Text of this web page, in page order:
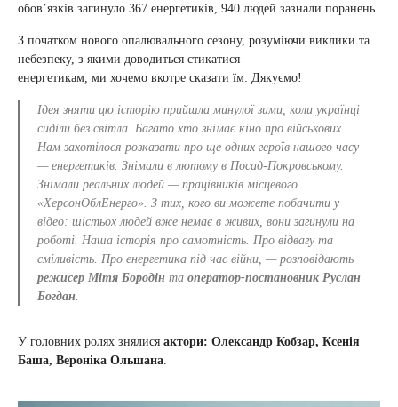
обов’язків загинуло 367 енергетиків, 940 людей зазнали поранень.
З початком нового опалювального сезону, розуміючи виклики та
небезпеку, з якими доводиться стикатися
енергетикам, ми хочемо вкотре сказати їм: Дякуємо!
Ідея зняти цю історію прийшла минулої зими, коли українці
сиділи без світла. Багато хто знімає кіно про військових.
Нам захотілося розказати про ще одних героїв нашого часу
— енергетиків. Знімали в лютому в Посад-Покровському.
Знімали реальних людей — працівників місцевого
«ХерсонОблЕнерго». З тих, кого ви можете побачити у
відео: шістьох людей вже немає в живих, вони загинули на
роботі. Наша історія про самотність. Про відвагу та
сміливість. Про енергетика під час війни, — розповідають
режисер Мітя Бородін та оператор-постановник Руслан
Богдан
У головних ролях знялися актори: Олександр Кобзар, Ксенія
Баша, Вероніка Ольшана